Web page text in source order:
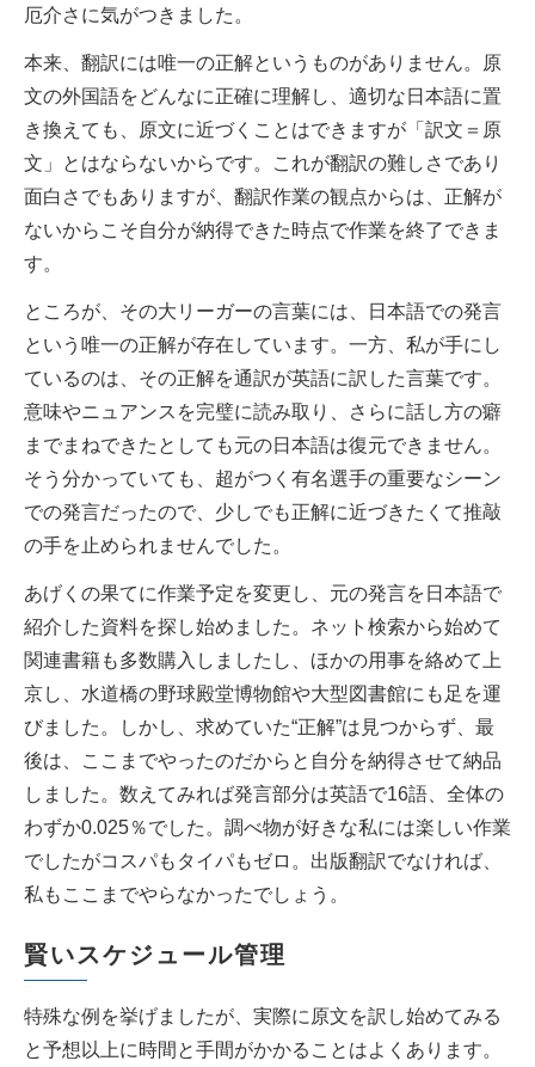
厄介さに気がつきました。
本来、翻訳には唯一の正解というものがありません。原
文の外国語をどんなに正確に理解し、適切な日本語に置
き換えても、原文に近づくことはできますが「訳文＝原
文」とはならないからです。これが翻訳の難しさであり
面白さでもありますが、翻訳作業の観点からは、正解が
ないからこそ自分が納得できた時点で作業を終了できま
す。
ところが、その大リーガーの言葉には、日本語での発言
という唯一の正解が存在しています。一方、私が手にし
ているのは、その正解を通訳が英語に訳した言葉です。
意味やニュアンスを完璧に読み取り、さらに話し方の癖
までまねできたとしても元の日本語は復元できません。
そう分かっていても、超がつく有名選手の重要なシーン
での発言だったので、少しでも正解に近づきたくて推敲
の手を止められませんでした。
あげくの果てに作業予定を変更し、元の発言を日本語で
紹介した資料を探し始めました。ネット検索から始めて
関連書籍も多数購入しましたし、ほかの用事を絡めて上
京し、水道橋の野球殿堂博物館や大型図書館にも足を運
びました。しかし、求めていた“正解”は見つからず、最
後は、ここまでやったのだからと自分を納得させて納品
しました。数えてみれば発言部分は英語で16語、全体の
わずか0.025％でした。調べ物が好きな私には楽しい作業
でしたがコスパもタイパもゼロ。出版翻訳でなければ、
私もここまでやらなかったでしょう。
賢いスケジュール管理
特殊な例を挙げましたが、実際に原文を訳し始めてみる
と予想以上に時間と手間がかかることはよくあります。